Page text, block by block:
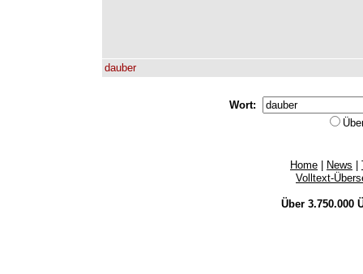
dauber
Wort:
Home News
Volltext-
Über 3.750.000